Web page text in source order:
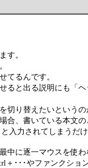
す。
てるんです。
ると出る説明にも「ヘ
切り替えたいという
合、書いている本文
入力されてしまうだけ
中に逐一マウスを使
＋･･･やファンクショ